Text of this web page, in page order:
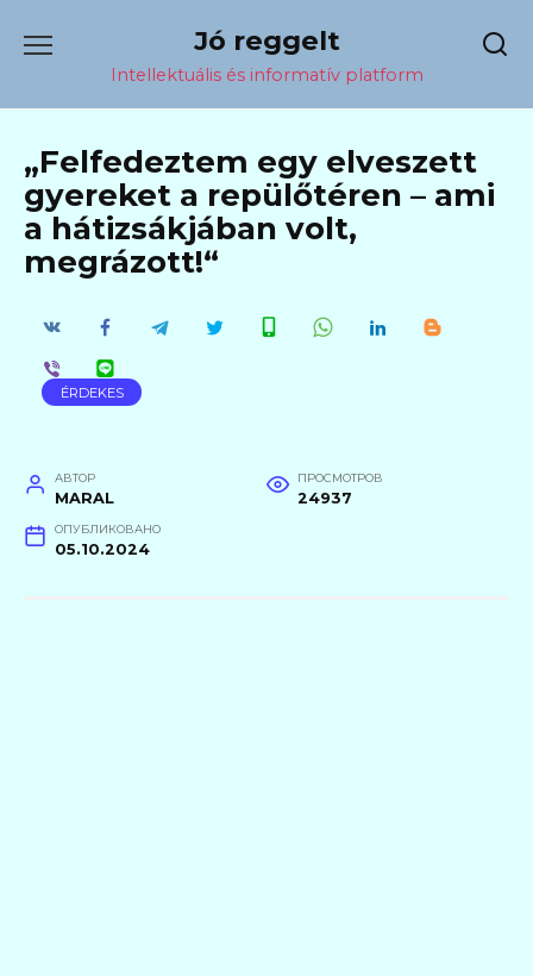
содержанию
Jó reggelt
Intellektuális és informatív platform
„Felfedeztem egy elveszett
gyereket a repülőtéren – ami
a hátizsákjában volt,
megrázott!“
ÉRDEKES
АВТОР
MARAL
ПРОСМОТРОВ
24937
ОПУБЛИКОВАНО
05.10.2024